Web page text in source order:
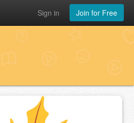
Join for Free
Sign in